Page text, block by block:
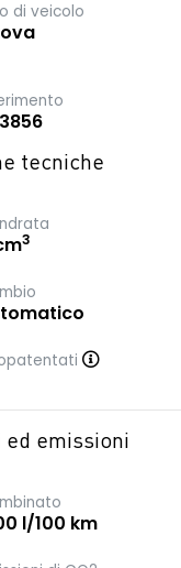
di veicolo
tecniche
3
ed emissioni
l/100 km